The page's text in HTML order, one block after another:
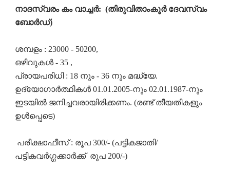
നാദസ്വരം കം വാച്ചർ: (തിരുവിതാംകൂർ ദേവസ്വം
ബോർഡ്)
ശമ്പളം : 23000 - 50200,
ഒഴിവുകൾ - 35 ,
പ്രായപരിധി : 18 നും - 36 നും മദ്ധ്യേ.
ഉദ്യോഗാർത്ഥികൾ 01.01.2005-നും 02.01.1987-നും
ഇടയിൽ ജനിച്ചവരായിരിക്കണം. (രണ്ട് തീയതികളും
ഉൾപ്പെടെ)
പരീക്ഷാഫീസ് : രൂപ 300/- (പട്ടികജാതി/
പട്ടികവർഗ്ഗക്കാർക്ക് രൂപ 200/-)